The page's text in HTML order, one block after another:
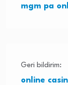
mgm pa
Geri bildirim:
online